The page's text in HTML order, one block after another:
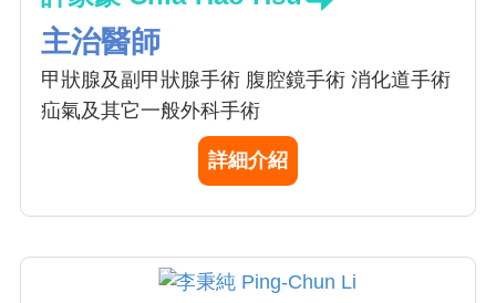
主治醫師
甲狀腺及副甲狀腺手術 腹腔鏡手術 消化道手術
疝氣及其它一般外科手術
詳細介紹